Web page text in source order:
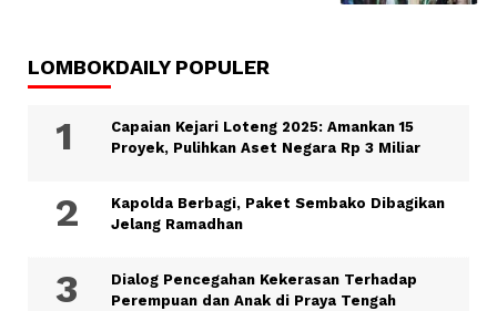
LOMBOKDAILY POPULER
Capaian Kejari Loteng 2025: Amankan 15
Proyek, Pulihkan Aset Negara Rp 3 Miliar
Kapolda Berbagi, Paket Sembako Dibagikan
Jelang Ramadhan
Dialog Pencegahan Kekerasan Terhadap
Perempuan dan Anak di Praya Tengah